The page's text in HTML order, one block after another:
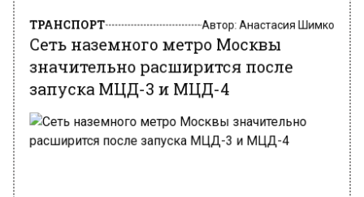
Сеть наземного метро Москвы
значительно расширится после
запуска МЦД-3 и МЦД-4